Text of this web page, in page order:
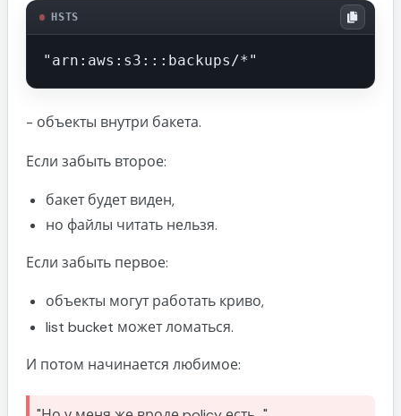
HSTS
"arn:aws:s3:::backups/*"
- объекты внутри бакета.
Если забыть второе:
бакет будет виден,
но файлы читать нельзя.
Если забыть первое:
объекты могут работать криво,
list bucket может ломаться.
И потом начинается любимое: